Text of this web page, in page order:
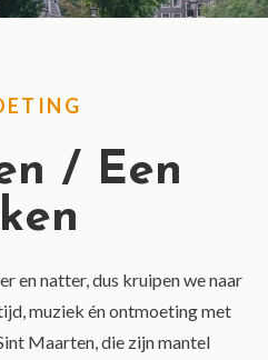
/ Een
en natter, dus kruipen we naar
muziek én ontmoeting met
Maarten, die zijn mantel